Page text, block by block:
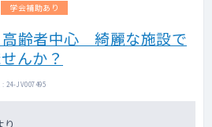
学会補助あり
高齢者中心 綺麗な施設で
んか？
24-JV007495